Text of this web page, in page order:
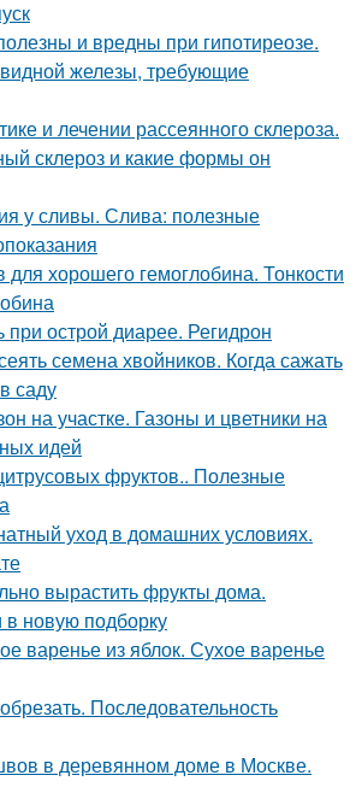
и вредны при гипотиреозе.
железы, требующие
и лечении рассеянного склероза.
склероз и какие формы он
у сливы. Слива: полезные
для хорошего гемоглобина. Тонкости
острой диарее. Регидрон
семена хвойников. Когда сажать
саду
на участке. Газоны и цветники на
идей
фруктов.. Полезные
уход в домашних условиях.
вырастить фрукты дома.
в новую подборку
варенье из яблок. Сухое варенье
Последовательность
в деревянном доме в Москве.